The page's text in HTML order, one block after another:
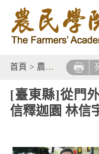
首頁 > 農業新知 > 新
[臺東縣]從門
信釋迦園 林信